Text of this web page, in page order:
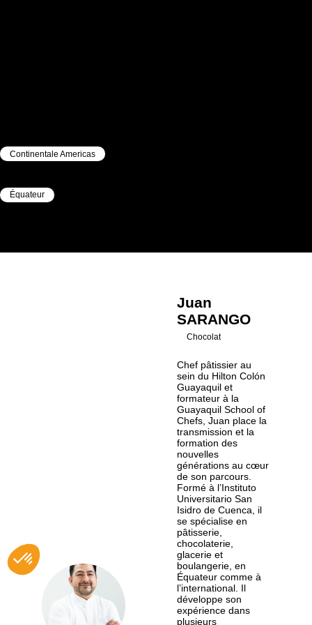
Continentale Americas
Équateur
JS
Juan
SARANGO
Chocolat
Chef pâtissier au
sein du Hilton Colón
Guayaquil et
formateur à la
Guayaquil School of
Chefs, Juan place la
transmission et la
formation des
nouvelles
générations au cœur
de son parcours.
Formé à l’Instituto
Universitario San
Isidro de Cuenca, il
se spécialise en
pâtisserie,
chocolaterie,
glacerie et
boulangerie, en
Équateur comme à
l’international. Il
développe son
expérience dans
plusieurs